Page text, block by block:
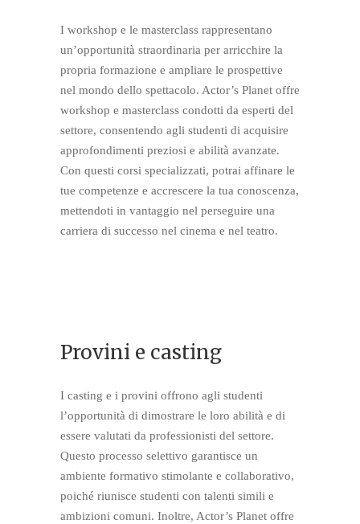
I workshop e le masterclass rappresentano
un’opportunità straordinaria per arricchire la
propria formazione e ampliare le prospettive
nel mondo dello spettacolo. Actor’s Planet offre
workshop e masterclass condotti da esperti del
settore, consentendo agli studenti di acquisire
approfondimenti preziosi e abilità avanzate.
Con questi corsi specializzati, potrai affinare le
tue competenze e accrescere la tua conoscenza,
mettendoti in vantaggio nel perseguire una
carriera di successo nel cinema e nel teatro.
Provini e casting
I casting e i provini offrono agli studenti
l’opportunità di dimostrare le loro abilità e di
essere valutati da professionisti del settore.
Questo processo selettivo garantisce un
ambiente formativo stimolante e collaborativo,
poiché riunisce studenti con talenti simili e
ambizioni comuni. Inoltre, Actor’s Planet offre